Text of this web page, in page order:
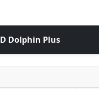
Dolphin Plus